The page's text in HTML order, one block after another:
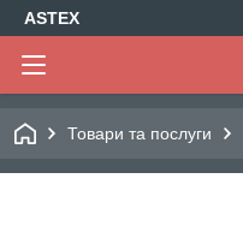
ASTEX
Товари та послуги